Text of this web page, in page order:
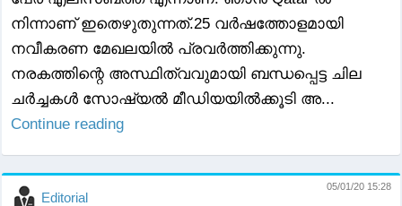
നിന്നാണ് ഇതെഴുതുന്നത്.25 വർഷത്തോളമായി
നവീകരണ മേഖലയിൽ പ്രവർത്തിക്കുന്നു.
നരകത്തിന്റെ അസ്ഥിത്വവുമായി ബന്ധപ്പെട്ട ചില
ചർച്ചകൾ സോഷ്യൽ മീഡിയയിൽക്കൂടി അ...
Continue reading
Editorial
05/01/20 15:28